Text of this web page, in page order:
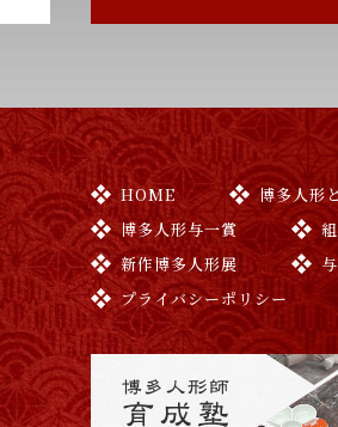
HOME
博多人形
博多人形与一賞
新作博多人形展
プライバシーポリシー